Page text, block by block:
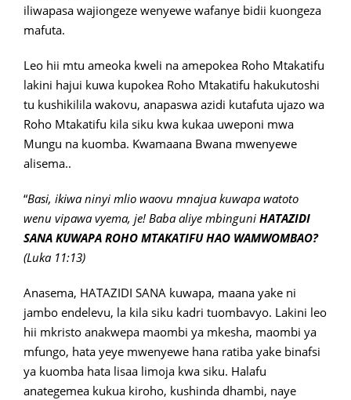
iliwapasa wajiongeze wenyewe wafanye bidii kuongeza
mafuta.
Leo hii mtu ameoka kweli na amepokea Roho Mtakatifu
lakini hajui kuwa kupokea Roho Mtakatifu hakukutoshi
tu kushikilila wakovu, anapaswa azidi kutafuta ujazo wa
Roho Mtakatifu kila siku kwa kukaa uweponi mwa
Mungu na kuomba. Kwamaana Bwana mwenyewe
alisema..
“Basi, ikiwa ninyi mlio waovu mnajua kuwapa watoto
wenu vipawa vyema, je! Baba aliye mbinguni HATAZIDI
SANA KUWAPA ROHO MTAKATIFU HAO WAMWOMBAO?
(Luka 11:13)
Anasema, HATAZIDI SANA kuwapa, maana yake ni
jambo endelevu, la kila siku kadri tuombavyo. Lakini leo
hii mkristo anakwepa maombi ya mkesha, maombi ya
mfungo, hata yeye mwenyewe hana ratiba yake binafsi
ya kuomba hata lisaa limoja kwa siku. Halafu
anategemea kukua kiroho, kushinda dhambi, naye